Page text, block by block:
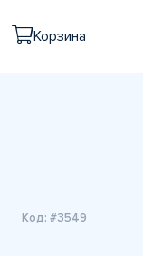
Корзина
Код: #3549